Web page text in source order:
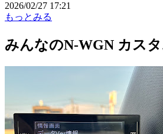
2026/02/27 17:21
もっとみる
みんなのN-WGN カス